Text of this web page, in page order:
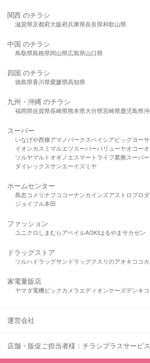
関西 のチラシ
滋賀県京都府大阪府兵庫県奈良県和歌山県
中国 のチラシ
鳥取県島根県岡山県広島県山口県
四国 のチラシ
徳島県香川県愛媛県高知県
九州・沖縄 のチラシ
福岡県佐賀県長崎県熊本県大分県宮崎県鹿児島県
スーパー
いなげや西條アマノパークスベイシア ビッグヨー
イオンカスミ マルエツスーパーバリューヤオコー
ツルヤマルト オギノ エスマート ライフ業務スーパー
ダイレックスサンエーイズミヤ
ホームセンター
島忠 コメリ ナフコ コーナンカインズアストロプロ
ジョイフル本田
ファッション
ユニクロ しまむら アベイルAOKIはるやま サカゼン
ドラッグストア
ツルハドラッグサンドラッグクスリのアオキ ココ
家電量販店
ヤマダ電機ビックカメラ エディオンケーズデンキ
運営会社
店舗・販促ご担当者様：チラシプラスサービ